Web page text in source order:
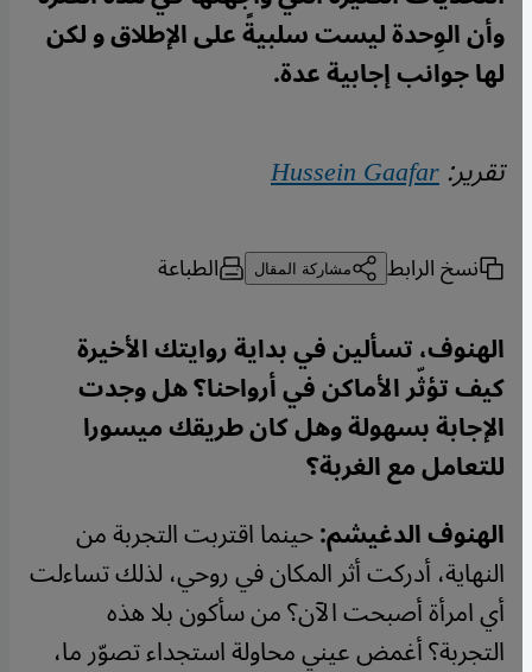
وأن الوِحدة ليست سلبيةً على الإطلاق و لكن
لها جوانب إجابية عدة.
تقرير:Hussein Gaafar
نسخ الرابط مشاركة المقال الطباعة
الهنوف، تسألين في بداية روايتك الأخيرة
كيف تؤثّر الأماكن في أرواحنا؟ هل وجدت
الإجابة بسهولة وهل كان طريقك ميسورا
للتعامل مع الغربة؟
الهنوف الدغيشم:حينما اقتربت التجربة من
النهاية، أدركت أثر المكان في روحي، لذلك تساءلت
أي امرأة أصبحت الآن؟ من سأكون بلا هذه
التجربة؟ أغمض عيني محاولة استجداء تصوّر ما،